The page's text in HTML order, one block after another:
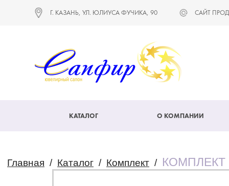
Г. КАЗАНЬ, УЛ. ЮЛИУСА ФУЧИКА, 90 САЙТ
КАТАЛОГ О КОМПАНИИ
Главная / Каталог / Комплект / КОМПЛЕКТ